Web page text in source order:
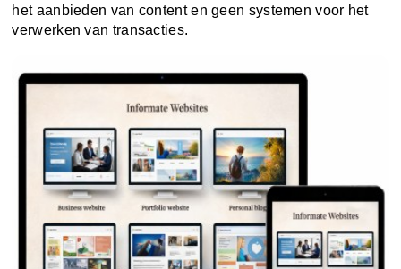
het aanbieden van content en geen systemen voor het
verwerken van transacties.